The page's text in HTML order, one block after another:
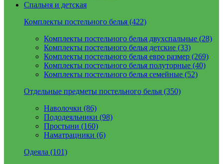
Спальня и детская
Комплекты постельного белья (422)
Комплекты постельного белья двухспальные (28)
Комплекты постельного белья детские (33)
Комплекты постельного белья евро размер (269)
Комплекты постельного белья полуторные (40)
Комплекты постельного белья семейные (52)
Отдельные предметы постельного белья (350)
Наволочки (86)
Пододеяльники (98)
Простыни (160)
Наматрацники (6)
Одеяла (101)